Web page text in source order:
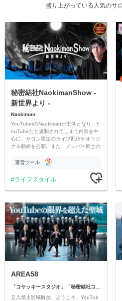
盛り上がっている人気のサ
秘密結社NaokimanShow -
新世界より -
Naokiman
YouTuberのNaokimanが主体となり、Y
ouTubeだと規制されてしまう内容を中
心に、サロン限定のライブ配信やオリジ
ナル動画を公開。また、メンバー同士の
ただいています。
運営ツール
ライフスタイル
AREA58
立入禁止区域解放。ようこそ、YouTub